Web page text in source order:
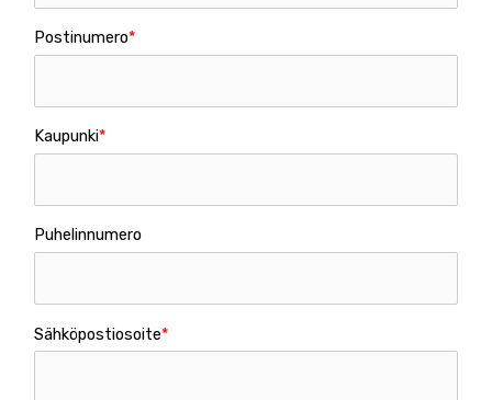
Postinumero
Kaupunki
Puhelinnumero
Sähköpostiosoite